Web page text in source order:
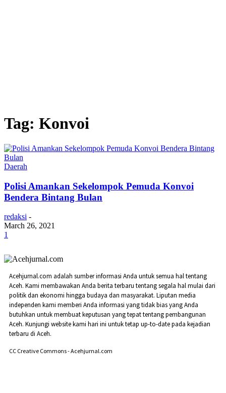
Tag: Konvoi
Daerah
Polisi Amankan Sekelompok Pemuda Konvoi
Bendera Bintang Bulan
redaksi -
March 26, 2021
1
Acehjurnal.com adalah sumber informasi Anda untuk semua hal tentang
Aceh. Kami membawakan Anda berita terbaru tentang segala hal mulai dari
politik dan ekonomi hingga budaya dan masyarakat. Liputan media
independen kami memberi Anda informasi yang tidak bias yang Anda
butuhkan untuk membuat keputusan yang tepat tentang pembangunan
Aceh. Kunjungi website kami hari ini untuk tetap up-to-date pada kejadian
terbaru di Aceh.
CC Creative Commons - Acehjurnal.com